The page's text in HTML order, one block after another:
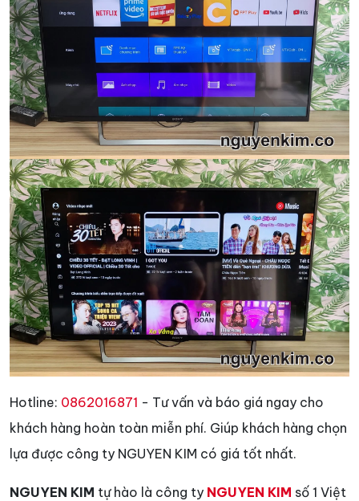
Hotline: 0862016871 - Tư vấn và báo giá ngay cho
khách hàng hoàn toàn miễn phí. Giúp khách hàng chọn
lựa được công ty NGUYEN KIM có giá tốt nhất.
NGUYEN KIM tự hào là công ty NGUYEN KIM số 1 Việt